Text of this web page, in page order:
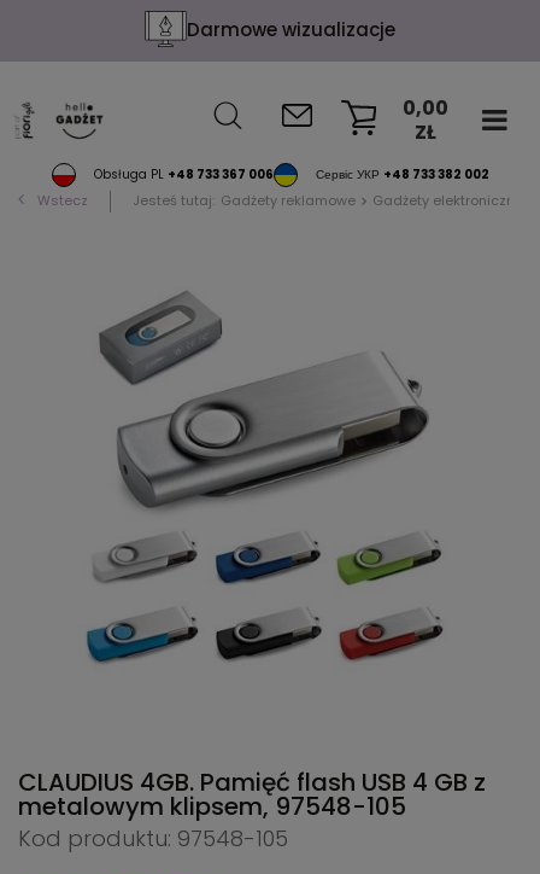
Darmowe wizualizacje
Obsługa PL +48 733 367 006 Сервіс УКР +48 733 382 002
0,00
ZŁ
Wstecz Jesteś tutaj: Gadżety reklamowe Gadżety elektroniczne
CLAUDIUS 4GB. Pamięć flash USB 4 GB z
metalowym klipsem,97548-105
Kod produktu: 97548-105